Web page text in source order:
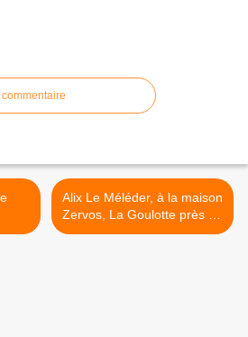
Alix Le Méléder, à la maison
Zervos, La Goulotte près de
Vézelay >